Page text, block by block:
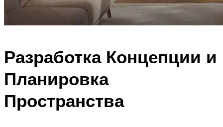
Разработка Концепции и
Планировка
Пространства